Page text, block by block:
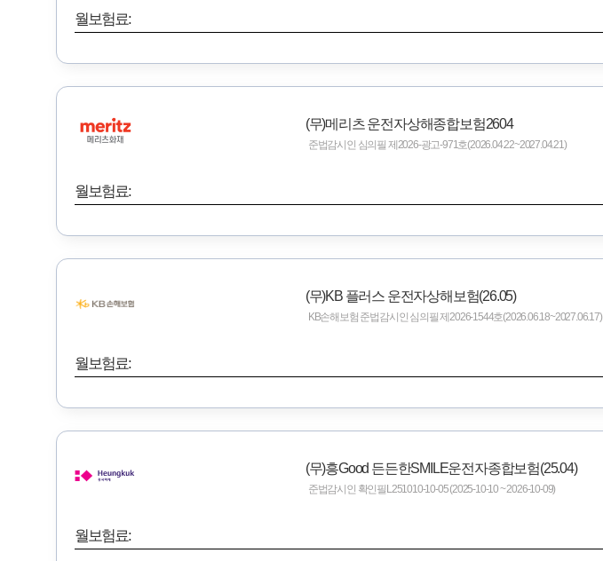
월보험료:
(무)메리츠 운전자상해종합보험2604
준법감시인 심의필 제2026-광고-971호(2026.04.22~2027.04.21)
월보험료:
(무)KB 플러스 운전자상해보험(26.05)
KB손해보험 준법감시인 심의필 제2026-1544호(2026.06.18~2027.06.17)
월보험료:
(무)흥Good 든든한SMILE운전자종합보험(25.04)
준법감시인 확인필L251010-10-05 (2025-10-10 ~ 2026-10-09)
월보험료: